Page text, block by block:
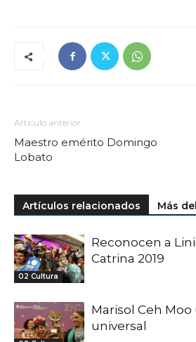
Artículo anterior
Maestro emérito Domingo
Lobato
Artículos relacionados Más
02 Cultura
Reconocen a
Catrina 2019
Marisol Ceh
universal